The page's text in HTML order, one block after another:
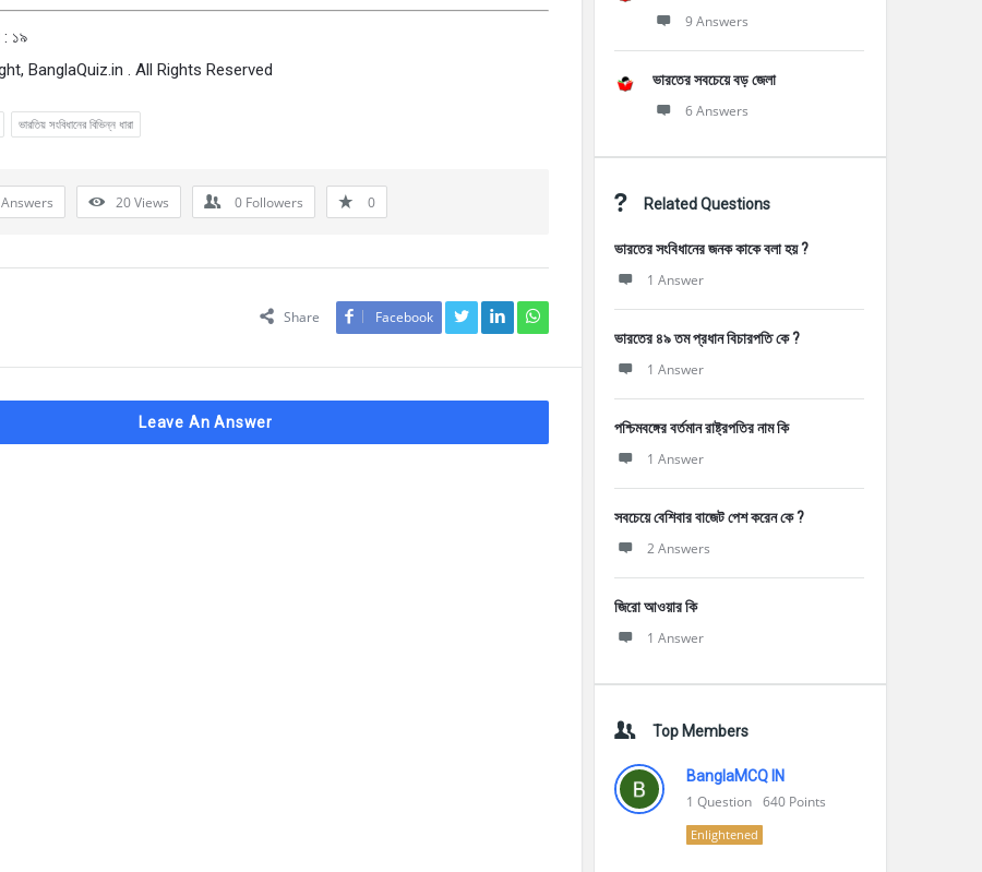
: ১৯
BanglaQuiz.in . All Rights Reserved
ভারতিয় সংবিধানের বিভিন্ন ধারা
20Views 0 Followers 0
Share Facebook
Leave An Answer
9 Answers
ভারতের সবচেয়ে বড় জেলা
6 Answers
Related Questions
ভারতের সংবিধানের জনক কাকে বলা হয় ?
1 Answer
ভারতের ৪৯ তম প্রধান বিচারপতি কে ?
1 Answer
পশ্চিমবঙ্গের বর্তমান রাষ্ট্রপতির নাম কি
1 Answer
সবচেয়ে বেশিবার বাজেট পেশ করেন কে ?
2 Answers
জিরো আওয়ার কি
1 Answer
Top Members
BanglaMCQ IN
1 Question 640 Points
Enlightened